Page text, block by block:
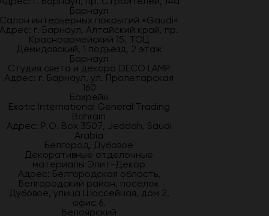
Барнаул
Салон интерьерных покрытий «Gaudi»
Адрес: г. Барнаул, Алтайский край, пр.
Красноармейский 15, ТОЦ
Демидовский, 1 подъезд, 2 этаж
Барнаул
Студия света и декора DECO LAMP
Адрес: г. Барнаул, ул. Пролетарская
160
Бахрейн
Exotic International General Trading
Bahrain
Адрес: P.O. Box 3507, Jeddah, Saudi
Arabia
Белгород, Дубовое
Декоративные отделочные
материалы Элит-Декор
Адрес: Белгородская область,
Белгородский район, посёлок
Дубовое, улица Шоссейная, дом 2,
офис 6.
Белоярский